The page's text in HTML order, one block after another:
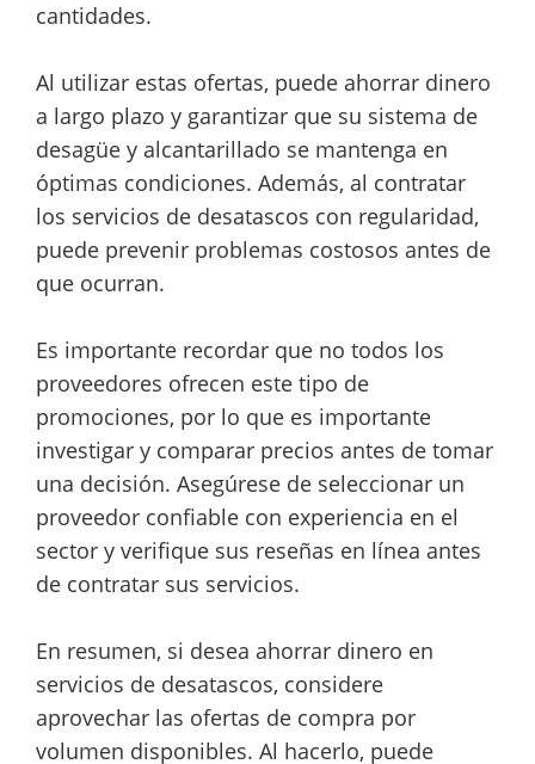
cantidades.
Al utilizar estas ofertas, puede ahorrar dinero
a largo plazo y garantizar que su sistema de
desagüe y alcantarillado se mantenga en
óptimas condiciones. Además, al contratar
los servicios de desatascos con regularidad,
puede prevenir problemas costosos antes de
que ocurran.
Es importante recordar que no todos los
proveedores ofrecen este tipo de
promociones, por lo que es importante
investigar y comparar precios antes de tomar
una decisión. Asegúrese de seleccionar un
proveedor confiable con experiencia en el
sector y verifique sus reseñas en línea antes
de contratar sus servicios.
En resumen, si desea ahorrar dinero en
servicios de desatascos, considere
aprovechar las ofertas de compra por
volumen disponibles. Al hacerlo, puede